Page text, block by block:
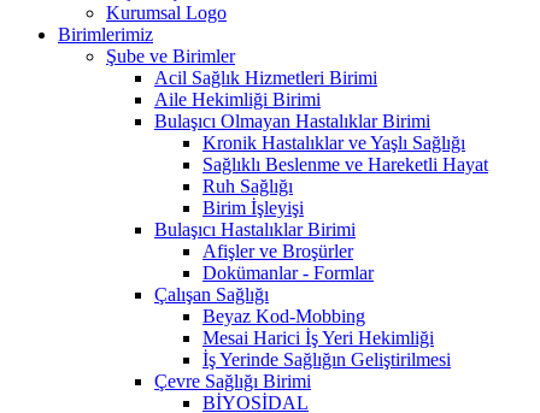
Kurumsal Logo
Birimlerimiz
Şube ve Birimler
Acil Sağlık Hizmetleri Birimi
Aile Hekimliği Birimi
Bulaşıcı Olmayan Hastalıklar Birimi
Kronik Hastalıklar ve Yaşlı Sağlığı
Sağlıklı Beslenme ve Hareketli Hayat
Ruh Sağlığı
Birim İşleyişi
Bulaşıcı Hastalıklar Birimi
Afişler ve Broşürler
Dokümanlar - Formlar
Çalışan Sağlığı
Beyaz Kod-Mobbing
Mesai Harici İş Yeri Hekimliği
İş Yerinde Sağlığın Geliştirilmesi
Çevre Sağlığı Birimi
BİYOSİDAL